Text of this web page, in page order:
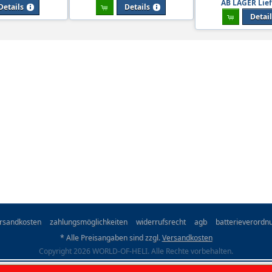
Details
AB LAGER
zahlungsmöglichkeiten widerrufsrecht agb
* Alle Preisangaben sind zzgl.Versandkosten
Copyright 2026 WORLD-OF-HELI. Alle Rechte vorbehalten.